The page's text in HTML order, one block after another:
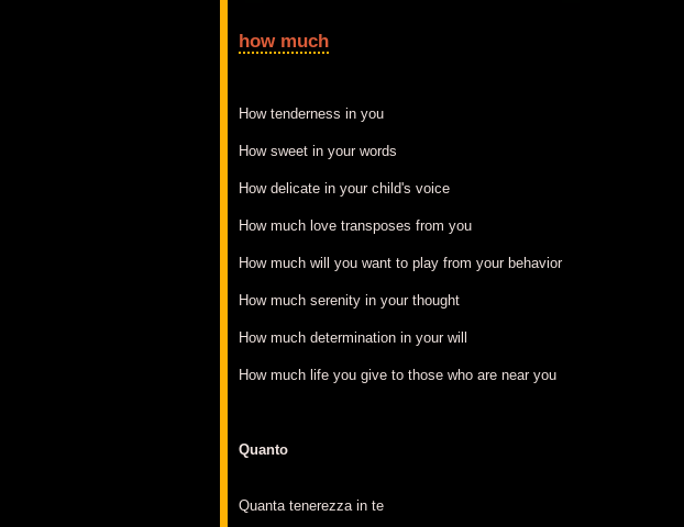
how much
How tenderness in you
How sweet in your words
How delicate in your child's voice
How much love transposes from you
How much will you want to play from your behavior
How much serenity in your thought
How much determination in your will
How much life you give to those who are near you
Quanto
Quanta tenerezza in te